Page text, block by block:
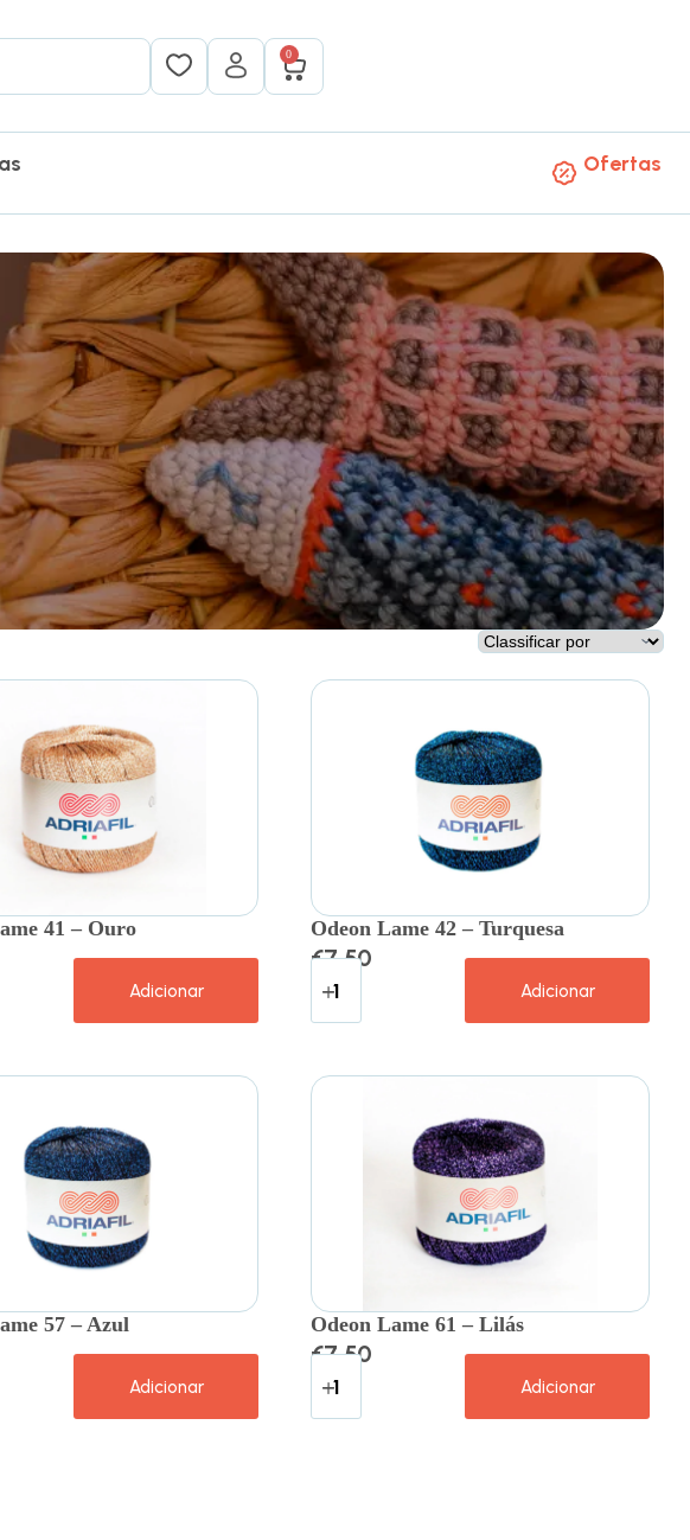
0
Ofertas
41 – Ouro
Adicionar
Odeon Lame 42 – Turquesa
€7.50
Adicionar
57 – Azul
Adicionar
Odeon Lame 61 – Lilás
€7.50
Adicionar